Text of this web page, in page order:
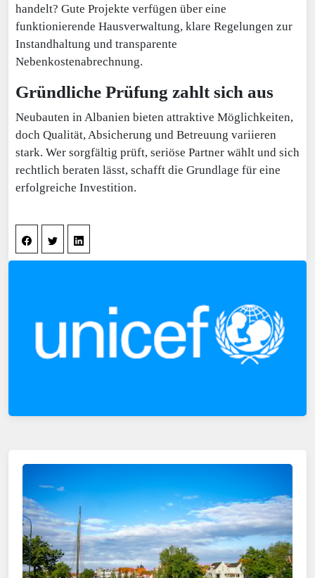
handelt? Gute Projekte verfügen über eine
funktionierende Hausverwaltung, klare Regelungen zur
Instandhaltung und transparente
Nebenkostenabrechnung.
Gründliche Prüfung zahlt sich aus
Neubauten in Albanien bieten attraktive Möglichkeiten,
doch Qualität, Absicherung und Betreuung variieren
stark. Wer sorgfältig prüft, seriöse Partner wählt und sich
rechtlich beraten lässt, schafft die Grundlage für eine
erfolgreiche Investition.